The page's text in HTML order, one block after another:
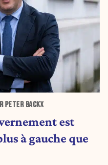
PETER BACKX
est
à gauche que